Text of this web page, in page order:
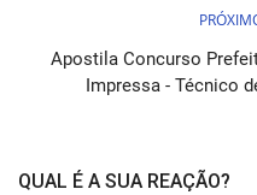
Apostila Concurso
Impressa - Técnico
QUAL É A SUA REAÇÃO?